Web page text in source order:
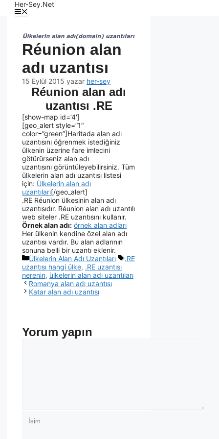
Her-Sey.Net
Réunion alan
adı uzantısı
15 Eylül 2015 yazar her-sey
Réunion alan adı
uzantısı .RE
[show-map id=’4′]
[geo_alert style=”1″
color=”green”]Haritada alan adı
uzantısını öğrenmek istediğiniz
ülkenin üzerine fare imlecini
götürürseniz alan adı
uzantısını görüntüleyebilirsiniz. Tüm
ülkelerin alan adı uzantısı listesi
için: Ülkelerin alan adı
uzantıları[/geo_alert]
.RE Réunion ülkesinin alan adı
uzantısıdır. Réunion alan adı uzantılı
web siteler .RE uzantısını kullanır.
Örnek alan adı: örnek alan adları
Her ülkenin kendine özel alan adı
uzantısı vardır. Bu alan adlarının
sonuna belli bir uzantı eklenir.
Ülkelerin Alan Adı Uzantıları
.RE
uzantısı hangi ülke, .RE uzantısı
nerenin, ülkelerin alan adı uzantıları
Romanya alan adı uzantısı
Katar alan adı uzantısı
Yorum yapın